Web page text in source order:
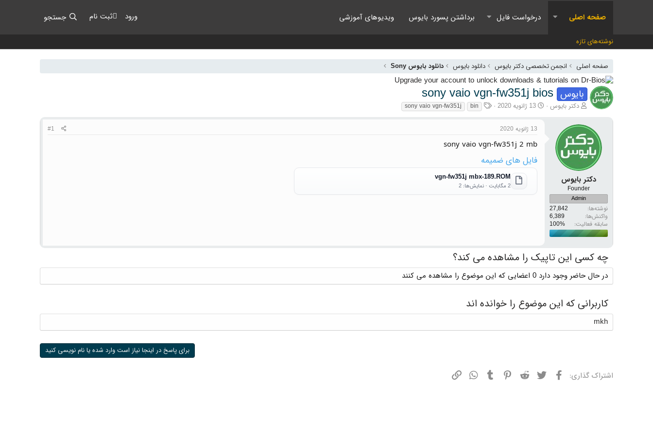
صفحه اصلی درخواست فایل برداشتن پسورد بایوس ویدیوهای آموزشی ورود ثبت نام جستجو
نوشته‌های تازه
صفحه اصلی انجمن تخصصی دکتر بایوس دانلود بایوس دانلود بایوس Sony
بایوس sony vaio vgn-fw351j bios
آغازگر گفتمان
دکتر بایوس تاریخ شروع
13 ژانویه 2020 برچسب‌ها
bin
sony vaio vgn-fw351j
دکتر بایوس
Founder
Admin
نوشته‌ها
27,842
واکنش‌ها
6,389
سابقه فعالیت:
13 ژانویه 2020 #1
sony vaio vgn-fw351j 2 mb
فایل های ضمیمه
vgn-fw351j mbx-189.ROM
2 مگابایت · نمایش‌ها: 2
چه کسی این تاپیک را مشاهده می کند؟
در حال حاضر وجود دارد 0 اعضایی که این موضوع را مشاهده می کنند
کاربرانی که این موضوع را خوانده اند
mkh
برای پاسخ در اینجا نیاز است وارد شده یا نام نویسی کنید
اشتراک گذاری: فیسبوکتوییتر ردیت پینترستتامبلر واتسپ